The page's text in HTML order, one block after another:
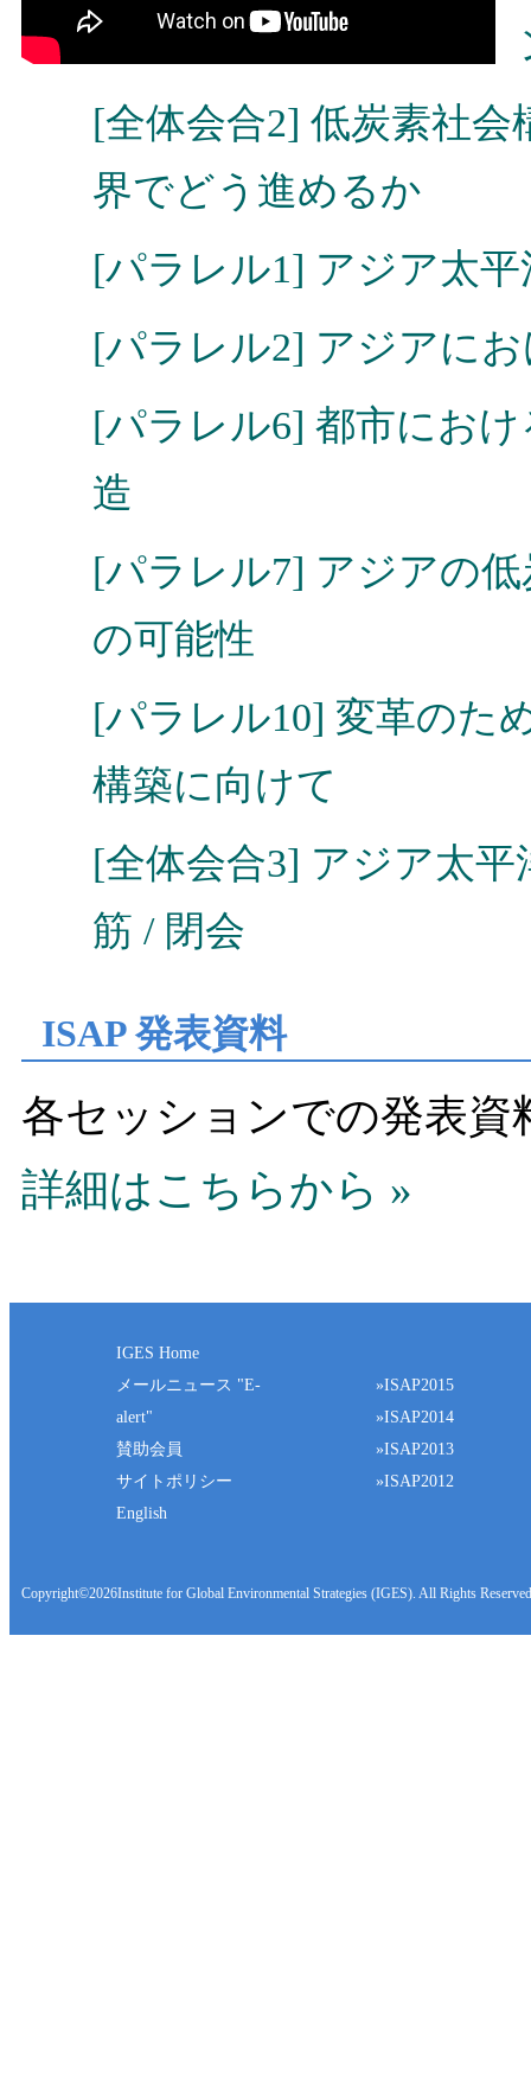
[全体会合2] 低炭素社
界でどう進めるか
[パラレル1] アジア太
[パラレル2] アジアに
[パラレル6] 都市にお
造
[パラレル7] アジアの
の可能性
[パラレル10] 変革のた
構築に向けて
[全体会合3] アジア太
筋 / 閉会
ISAP 発表資料
各セッションでの発表資
詳細はこちらから »
IGES Home
メールニュース "E-
alert"
賛助会員
サイトポリシー
English
»ISAP2015
»ISAP2014
»ISAP2013
»ISAP2012
Copyright©2026Institute for Global Environmental Strategies (IGES). All Rights